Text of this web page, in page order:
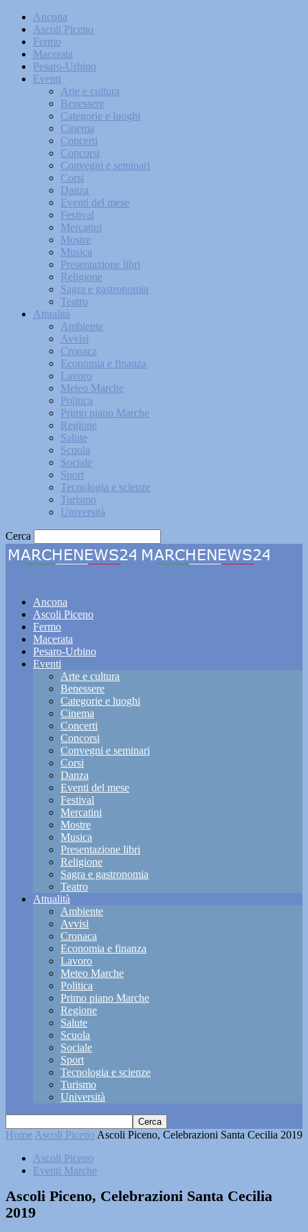
Ancona
Ascoli Piceno
Fermo
Macerata
Pesaro-Urbino
Eventi
Arte e cultura
Benessere
Categorie e luoghi
Cinema
Concerti
Concorsi
Convegni e seminari
Corsi
Danza
Eventi del mese
Festival
Mercatini
Mostre
Musica
Presentazione libri
Religione
Sagra e gastronomia
Teatro
Attualità
Ambiente
Avvisi
Cronaca
Economia e finanza
Lavoro
Meteo Marche
Politica
Primo piano Marche
Regione
Salute
Scuola
Sociale
Sport
Tecnologia e scienze
Turismo
Università
Cerca
Ancona
Ascoli Piceno
Fermo
Macerata
Pesaro-Urbino
Eventi
Arte e cultura
Benessere
Categorie e luoghi
Cinema
Concerti
Concorsi
Convegni e seminari
Corsi
Danza
Eventi del mese
Festival
Mercatini
Mostre
Musica
Presentazione libri
Religione
Sagra e gastronomia
Teatro
Attualità
Ambiente
Avvisi
Cronaca
Economia e finanza
Lavoro
Meteo Marche
Politica
Primo piano Marche
Regione
Salute
Scuola
Sociale
Sport
Tecnologia e scienze
Turismo
Università
Home Ascoli Piceno Ascoli Piceno, Celebrazioni Santa Cecilia 2019
Ascoli Piceno
Eventi Marche
Ascoli Piceno, Celebrazioni Santa Cecilia
2019